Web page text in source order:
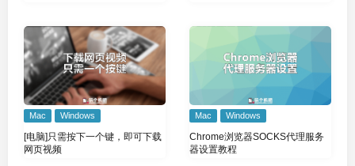
Mac Windows
[电脑]只需按下一个键，即可下载
网页视频
Mac Windows
Chrome浏览器SOCKS代理服务
器设置教程